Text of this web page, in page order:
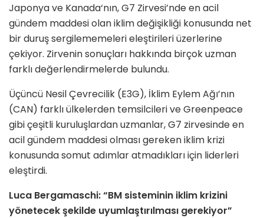
Japonya ve Kanada‘nın, G7 Zirvesi’nde en acil
gündem maddesi olan iklim değişikliği konusunda net
bir duruş sergilememeleri eleştirileri üzerlerine
çekiyor. Zirvenin sonuçları hakkında birçok uzman
farklı değerlendirmelerde bulundu.
Üçüncü Nesil Çevrecilik (E3G), İklim Eylem Ağı’nın
(CAN) farklı ülkelerden temsilcileri ve Greenpeace
gibi çeşitli kuruluşlardan uzmanlar, G7 zirvesinde en
acil gündem maddesi olması gereken iklim krizi
konusunda somut adımlar atmadıkları için liderleri
eleştirdi.
Luca Bergamaschi:“BM sisteminin iklim krizini
yönetecek şekilde uyumlaştırılması gerekiyor”